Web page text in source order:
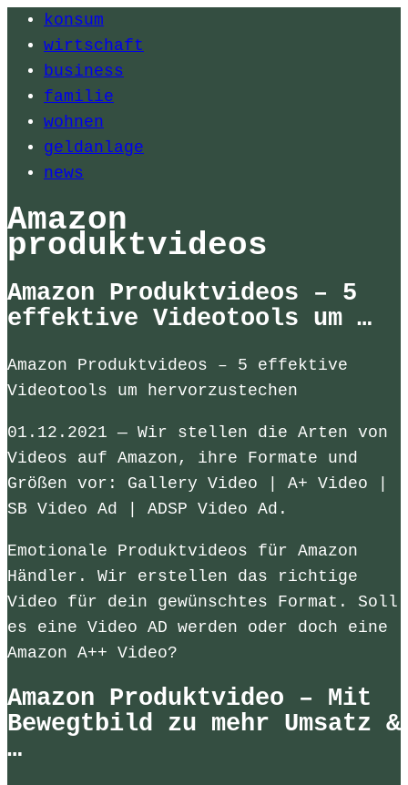
konsum
wirtschaft
business
familie
wohnen
geldanlage
news
Amazon
produktvideos
Amazon Produktvideos – 5
effektive Videotools um …
Amazon Produktvideos – 5 effektive
Videotools um hervorzustechen
01.12.2021 — Wir stellen die Arten von
Videos auf Amazon, ihre Formate und
Größen vor: Gallery Video | A+ Video |
SB Video Ad | ADSP Video Ad.
Emotionale Produktvideos für Amazon
Händler. Wir erstellen das richtige
Video für dein gewünschtes Format. Soll
es eine Video AD werden oder doch eine
Amazon A++ Video?
Amazon Produktvideo – Mit
Bewegtbild zu mehr Umsatz &
…